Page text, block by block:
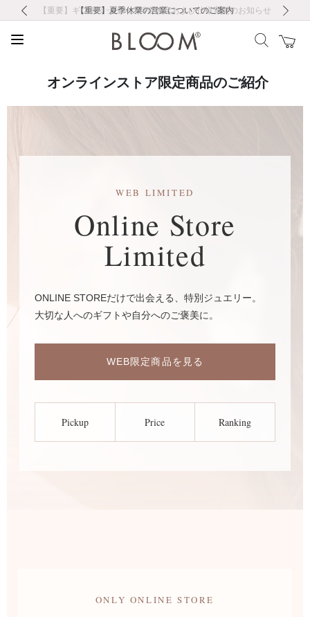
お修理・アフターサービスのご案内
【重要】令和８年熊本地震に伴う集配への影響について
【重要】ギフトラッピング料金改定および仕様変更のお知らせ
【重要】夏季休業の営業についてのご案内
税込5,500円以上で送料無料｜最短24時間以内に発送
新規会員登録で1000ポイントプレゼント！
新規LINE友だち登録で500円クーポンプレゼント
会員限定！レビュー投稿で100ポイントプレゼント
お修理・アフターサービスのご案内
【重要】令和８年熊本地震に伴う集配への影響について
オンラインストア限定商品のご紹介
WEB LIMITED
Online Store
Limited
ONLINE STOREだけで出会える、特別ジュエリー。
大切な人へのギフトや自分へのご褒美に。
WEB限定商品を見る
Pickup Price Ranking
ONLY ONLINE STORE